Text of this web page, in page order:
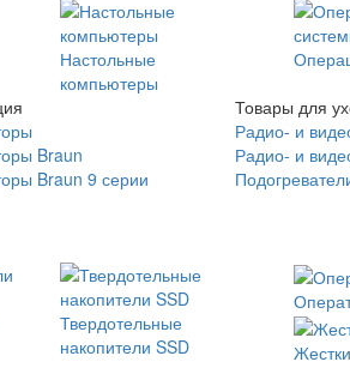
Настольные
компьютеры
Braun
Braun 9 серии
Товары для
Радио- и
Радио- и
Твердотельные
накопители SSD